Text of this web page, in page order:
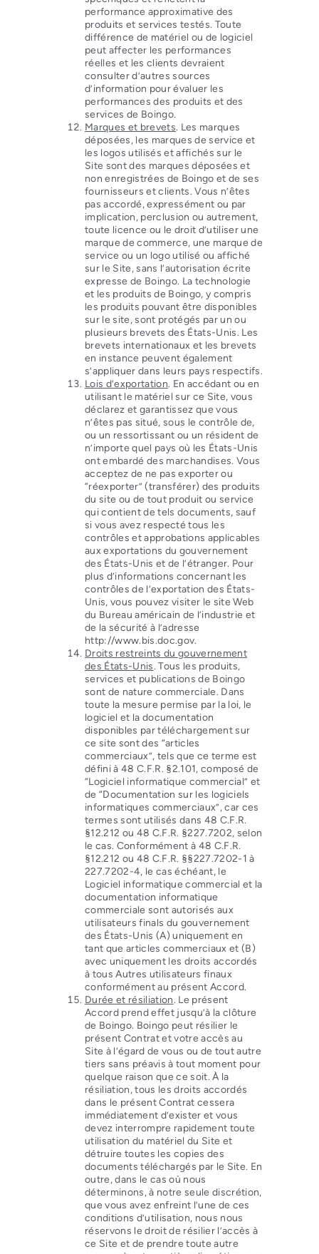
performance approximative des
produits et services testés. Toute
différence de matériel ou de logiciel
peut affecter les performances
réelles et les clients devraient
consulter d’autres sources
d’information pour évaluer les
performances des produits et des
services de Boingo.
Marques et brevets. Les marques
déposées, les marques de service et
les logos utilisés et affichés sur le
Site sont des marques déposées et
non enregistrées de Boingo et de ses
fournisseurs et clients. Vous n’êtes
pas accordé, expressément ou par
implication, perclusion ou autrement,
toute licence ou le droit d’utiliser une
marque de commerce, une marque de
service ou un logo utilisé ou affiché
sur le Site, sans l’autorisation écrite
expresse de Boingo. La technologie
et les produits de Boingo, y compris
les produits pouvant être disponibles
sur le site, sont protégés par un ou
plusieurs brevets des États-Unis. Les
brevets internationaux et les brevets
en instance peuvent également
s’appliquer dans leurs pays respectifs.
Lois d’exportation. En accédant ou en
utilisant le matériel sur ce Site, vous
déclarez et garantissez que vous
n’êtes pas situé, sous le contrôle de,
ou un ressortissant ou un résident de
n’importe quel pays où les États-Unis
ont embardé des marchandises. Vous
acceptez de ne pas exporter ou
“réexporter” (transférer) des produits
du site ou de tout produit ou service
qui contient de tels documents, sauf
si vous avez respecté tous les
contrôles et approbations applicables
aux exportations du gouvernement
des États-Unis et de l’étranger. Pour
plus d’informations concernant les
contrôles de l’exportation des États-
Unis, vous pouvez visiter le site Web
du Bureau américain de l’industrie et
de la sécurité à l’adresse
http://www.bis.doc.gov.
Droits restreints du gouvernement
des États-Unis. Tous les produits,
services et publications de Boingo
sont de nature commerciale. Dans
toute la mesure permise par la loi, le
logiciel et la documentation
disponibles par téléchargement sur
ce site sont des “articles
commerciaux”, tels que ce terme est
défini à 48 C.F.R. §2.101, composé de
“Logiciel informatique commercial” et
de “Documentation sur les logiciels
informatiques commerciaux”, car ces
termes sont utilisés dans 48 C.F.R.
§12.212 ou 48 C.F.R. §227.7202, selon
le cas. Conformément à 48 C.F.R.
§12.212 ou 48 C.F.R. §§227.7202-1 à
227.7202-4, le cas échéant, le
Logiciel informatique commercial et la
documentation informatique
commerciale sont autorisés aux
utilisateurs finals du gouvernement
des États-Unis (A) uniquement en
tant que articles commerciaux et (B)
avec uniquement les droits accordés
à tous Autres utilisateurs finaux
conformément au présent Accord.
Durée et résiliation. Le présent
Accord prend effet jusqu’à la clôture
de Boingo. Boingo peut résilier le
présent Contrat et votre accès au
Site à l’égard de vous ou de tout autre
tiers sans préavis à tout moment pour
quelque raison que ce soit. À la
résiliation, tous les droits accordés
dans le présent Contrat cessera
immédiatement d’exister et vous
devez interrompre rapidement toute
utilisation du matériel du Site et
détruire toutes les copies des
documents téléchargés par le Site. En
outre, dans le cas où nous
déterminons, à notre seule discrétion,
que vous avez enfreint l’une de ces
conditions d’utilisation, nous nous
réservons le droit de résilier l’accès à
ce Site et de prendre toute autre